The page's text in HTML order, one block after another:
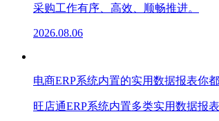
采购工作有序、高效、顺畅推进。
2026.08.06
电商ERP系统内置的实用数据报表你
旺店通ERP系统内置多类实用数据报